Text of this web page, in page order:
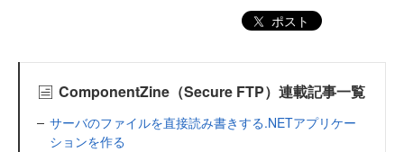
ポスト
ComponentZine（Secure FTP）連載記事一覧
サーバのファイルを直接読み書きする.NETアプリケー
ションを作る